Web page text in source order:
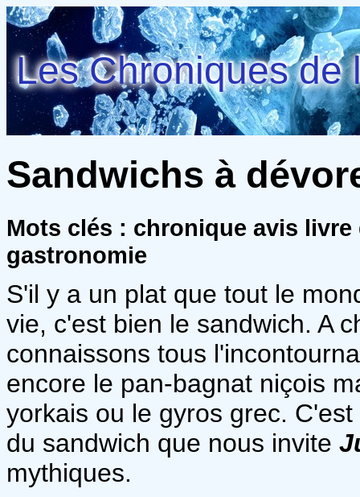
Les Chroniques de
Sandwichs à
Mots clés : chronique avis
gastronomie
S'il y a un plat que tout le
vie, c'est bien le sandwich. A
connaissons tous
encore le pan-bagnat niçois
yorkais ou le gyros grec.
du sandwich que nous invite
mythiques.